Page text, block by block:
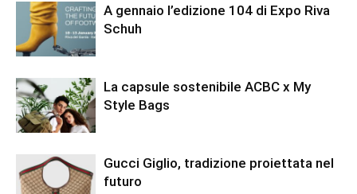
A gennaio l’edizione 104 di Expo Riva
Schuh
La capsule sostenibile ACBC x My
Style Bags
Gucci Giglio, tradizione proiettata nel
futuro